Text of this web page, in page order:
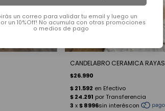
CANDELABRO CERAMICA RAYAS
$26.990
un correo para validar tu email y luego un
un 10%Off! No acumula con otras promociones
o medios de pago